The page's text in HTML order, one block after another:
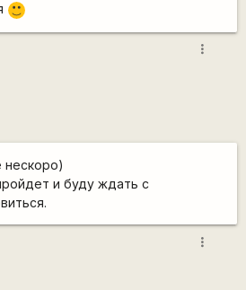
:)
more_vert
нескоро)
и буду ждать с
more_vert